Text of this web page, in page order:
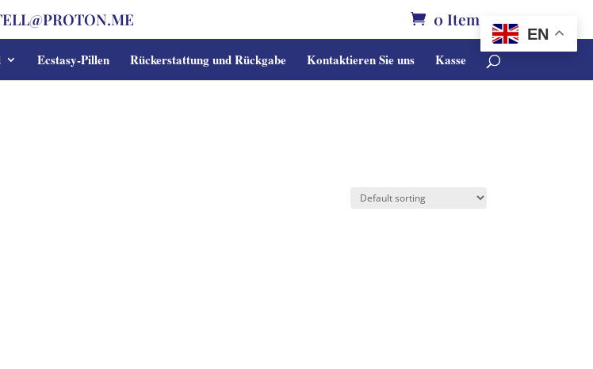
0 Items
Ecstasy-Pillen Rückerstattung und Rückgabe Kontaktieren Sie uns Kasse
EN